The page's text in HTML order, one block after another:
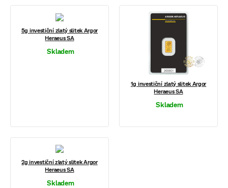
5g investiční zlatý slitek Argor
Heraeus SA
Skladem
1g investiční zlatý slitek Argor
Heraeus SA
Skladem
2g investiční zlatý slitek Argor
Heraeus SA
Skladem